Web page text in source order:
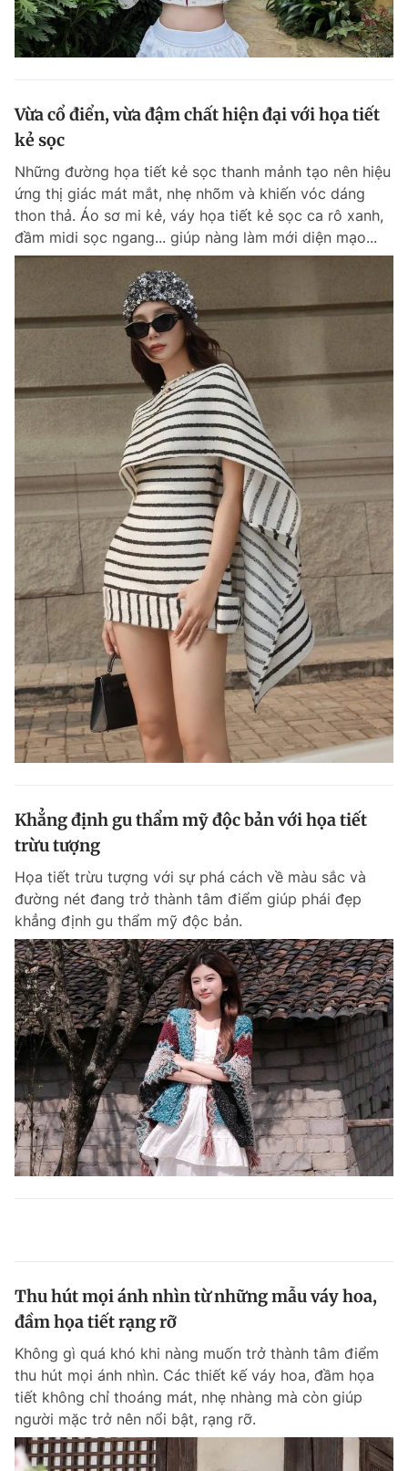
Vừa cổ điển, vừa đậm chất hiện đại với họa tiết
kẻ sọc
Những đường họa tiết kẻ sọc thanh mảnh tạo nên hiệu
ứng thị giác mát mắt, nhẹ nhõm và khiến vóc dáng
thon thả. Áo sơ mi kẻ, váy họa tiết kẻ sọc ca rô xanh,
đầm midi sọc ngang... giúp nàng làm mới diện mạo...
Khẳng định gu thẩm mỹ độc bản với họa tiết
trừu tượng
Họa tiết trừu tượng với sự phá cách về màu sắc và
đường nét đang trở thành tâm điểm giúp phái đẹp
khẳng định gu thẩm mỹ độc bản.
Thu hút mọi ánh nhìn từ những mẫu váy hoa,
đầm họa tiết rạng rỡ
Không gì quá khó khi nàng muốn trở thành tâm điểm
thu hút mọi ánh nhìn. Các thiết kế váy hoa, đầm họa
tiết không chỉ thoáng mát, nhẹ nhàng mà còn giúp
người mặc trở nên nổi bật, rạng rỡ.